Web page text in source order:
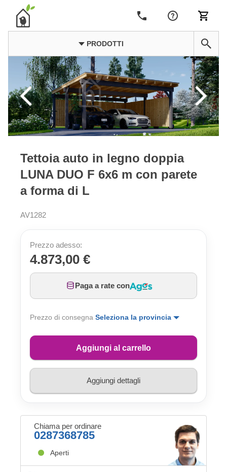
PRODOTTI
Tettoia auto in legno doppia
LUNA DUO F 6x6 m con parete
a forma di L
AV1282
Prezzo adesso:
4.873,00 €
Paga a rate con
Prezzo di consegna Seleziona la provincia
Aggiungi al carrello
Aggiungi dettagli
Chiama per ordinare
0287368785
Aperti